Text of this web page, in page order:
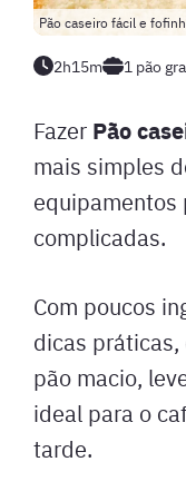
Pão caseiro fácil e
2h15m 1 pão
Fazer Pão
mais simples
equipamentos
complicadas.
Com poucos
dicas
pão macio,
ideal para o
tarde.